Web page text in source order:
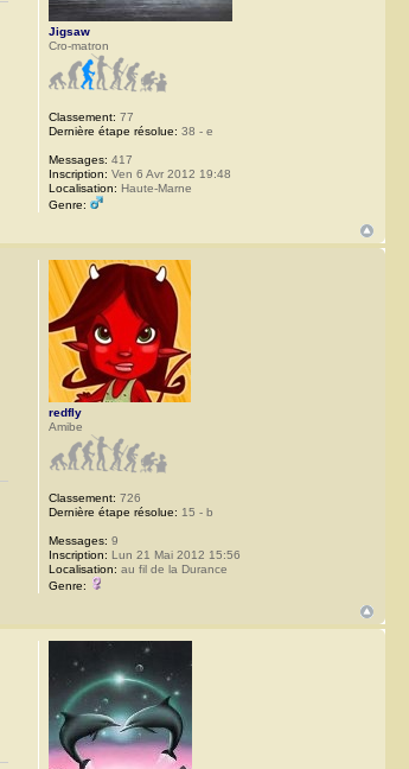
Jigsaw
Cro-matron
Classement: 77
Dernière étape résolue: 38 - e
Messages: 417
Inscription: Ven 6 Avr 2012 19:48
Localisation: Haute-Marne
Genre:
redfly
Amibe
Classement: 726
Dernière étape résolue: 15 - b
Messages: 9
Inscription: Lun 21 Mai 2012 15:56
Localisation: au fil de la Durance
Genre: